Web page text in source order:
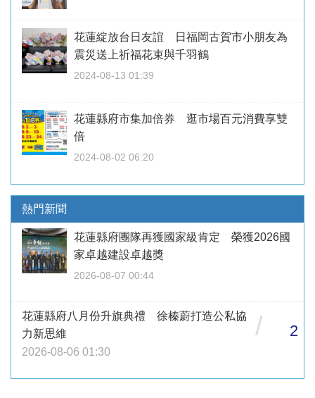
花蓮綻放台日友誼 日福岡古賀市小朋友為
震災送上祈福花束與千羽鶴
2024-08-13 01:39
花蓮縣府市集加倍券 逛市場百元消費享雙
倍
2024-08-02 06:20
熱門新聞
花蓮縣府團隊再獲國家級肯定 榮獲2026國
家卓越建設卓越獎
2026-08-07 00:44
花蓮縣府八月份升旗典禮 徐榛蔚打造公私協
力新思維
2026-08-06 01:30
/ 2